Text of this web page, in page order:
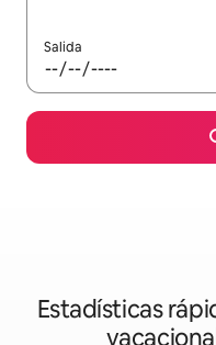
Salida
Estadísticas